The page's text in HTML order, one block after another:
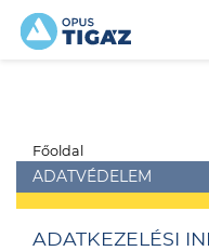
Főoldal
ADATVÉDELEM
ADATKEZELÉSI